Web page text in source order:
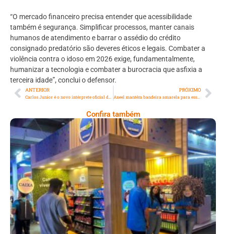
“O mercado financeiro precisa entender que acessibilidade
também é segurança. Simplificar processos, manter canais
humanos de atendimento e barrar o assédio do crédito
consignado predatório são deveres éticos e legais. Combater a
violência contra o idoso em 2026 exige, fundamentalmente,
humanizar a tecnologia e combater a burocracia que asfixia a
terceira idade”, conclui o defensor.
ANTERIOR PRÓXIMO
Aneel mantém bandeira amarela para esse mês de julho e o bolso dos Brasileiros continua sendo impactado
Confira também
Cencosud Promove Inovação No Brasil
Com A Participação Do Prezunic No Rio
Innovation Week 2026